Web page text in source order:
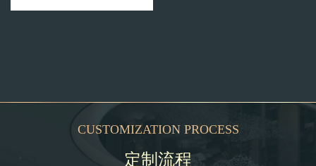
CUSTOMIZATION PROCESS
定制流程